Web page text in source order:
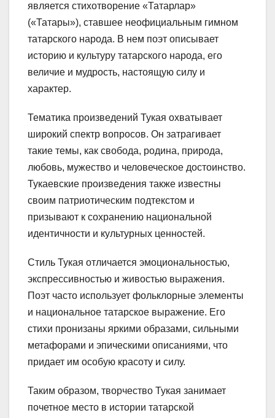
является стихотворение «Татарлар»
(«Татары»), ставшее неофициальным гимном
татарского народа. В нем поэт описывает
историю и культуру татарского народа, его
величие и мудрость, настоящую силу и
характер.
Тематика произведений Тукая охватывает
широкий спектр вопросов. Он затрагивает
такие темы, как свобода, родина, природа,
любовь, мужество и человеческое достоинство.
Тукаевские произведения также известны
своим патриотическим подтекстом и
призывают к сохранению национальной
идентичности и культурных ценностей.
Стиль Тукая отличается эмоциональностью,
экспрессивностью и живостью выражения.
Поэт часто использует фольклорные элементы
и национальное татарское выражение. Его
стихи пронизаны яркими образами, сильными
метафорами и эпическими описаниями, что
придает им особую красоту и силу.
Таким образом, творчество Тукая занимает
почетное место в истории татарской